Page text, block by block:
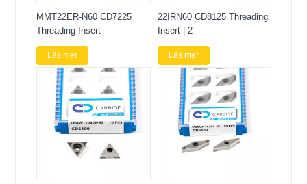
MMT22ER-N60 CD7225
Threading Insert
Läs mer
22IRN60 CD8125 Threading
Insert | 2
Läs mer